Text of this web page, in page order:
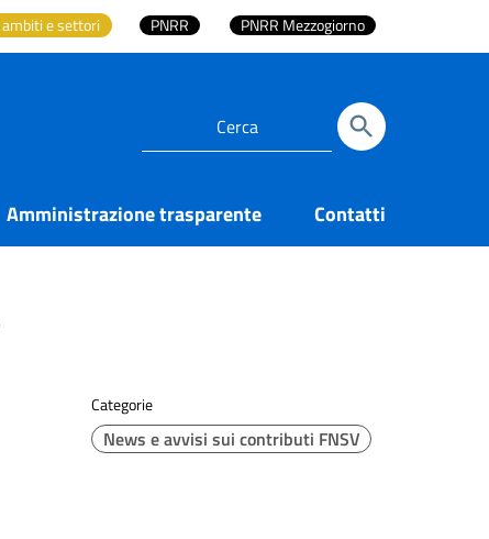
e settori PNRR PNRR Mezzogiorno
Amministrazione trasparente Contatti
Categorie
News e avvisi sui contributi FNSV